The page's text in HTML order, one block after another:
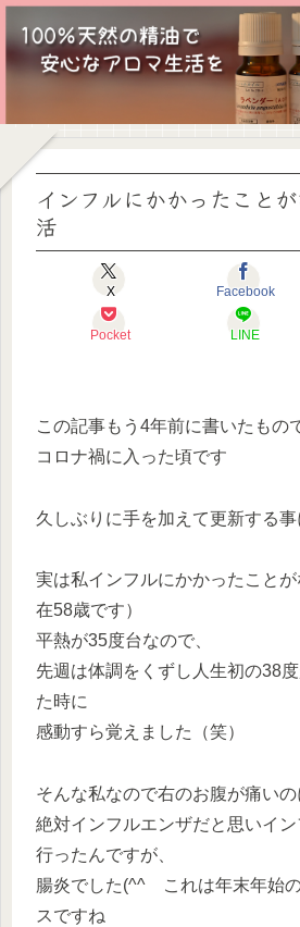
インフルにかかったこと
活
X Facebook
Pocket LINE
この記事もう4年前に書いたもの
コロナ禍に入った頃です
久しぶりに手を加えて更新する
実は私インフルにかかったこと
在58歳です）
平熱が35度台なので、
先週は体調をくずし人生初の38
た時に
感動すら覚えました（笑）
そんな私なので右のお腹が痛いの
絶対インフルエンザだと思いイ
行ったんですが、
腸炎でした(^^ゞこれは年末年始
スですね